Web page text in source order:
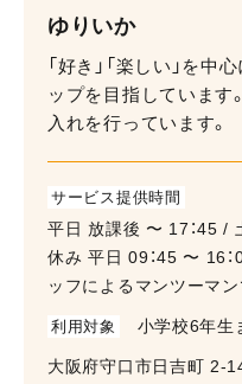
ゆりいか
「好き」「楽しい」を
ップを目指しています
入れを行っています。
サービス提供時間
平⽇ 放課後 〜 17：45 /
休み 平⽇ 09：45 〜 16
ッフによるマンツーマ
利用対象 小学校6年生
⼤阪府守⼝市⽇吉町 2-